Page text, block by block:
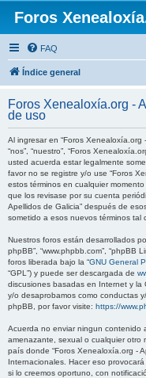
Foros
FAQ
Índice general
Foros Xenealoxía.org -
de uso
Al ingresar en “Foros Xenealoxía.org
“nos”, “nuestro”, “Foros
usted acuerda estar legalmente
favor no se registre y/o use “Foros
estos términos en cualquier
que los revisase por su cuenta
Apellidos de Galicia” después de
sometido a esos nuevos términos tal
Nuestros foros están desarrollados
phpBB”, “www.phpbb.com”, “phpBB
foros liberada bajo la “GNU General
“GPL”) y puede ser descargada de
discusiones basadas en Internet y la
y/o desaprobamos como conductas
phpBB, por favor visite: https://
Acuerda no enviar ningun contenido
amenazante, sexual o cualquier otro
país donde “Foros Xenealoxía.org -
Internacionales. Hacer eso
si lo creemos oportuno, con